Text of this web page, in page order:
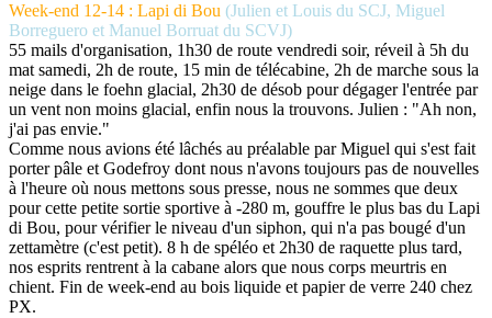
Week-end 12-14 : Lapi di Bou (Julien et Louis du SCJ, Miguel
Borreguero et Manuel Borruat du SCVJ)
55 mails d'organisation, 1h30 de route vendredi soir, réveil à 5h du
mat samedi, 2h de route, 15 min de télécabine, 2h de marche sous la
neige dans le foehn glacial, 2h30 de désob pour dégager l'entrée par
un vent non moins glacial, enfin nous la trouvons. Julien : "Ah non,
j'ai pas envie."
Comme nous avions été lâchés au préalable par Miguel qui s'est fait
porter pâle et Godefroy dont nous n'avons toujours pas de nouvelles
à l'heure où nous mettons sous presse, nous ne sommes que deux
pour cette petite sortie sportive à -280 m, gouffre le plus bas du Lapi
di Bou, pour vérifier le niveau d'un siphon, qui n'a pas bougé d'un
zettamètre (c'est petit). 8 h de spéléo et 2h30 de raquette plus tard,
nos esprits rentrent à la cabane alors que nous corps meurtris en
chient. Fin de week-end au bois liquide et papier de verre 240 chez
PX.